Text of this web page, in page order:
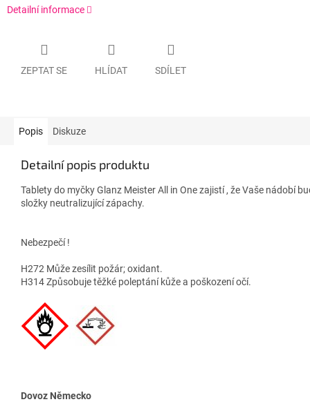
Detailní informace
ZEPTAT SE HLÍDAT SDÍLET
Popis Diskuze
Detailní popis produktu
Tablety do myčky Glanz Meister All in One zajistí , že Vaše nádobí
složky neutralizující zápachy.
Nebezpečí !
H272 Může zesílit požár; oxidant.
H314 Způsobuje těžké poleptání kůže a poškození očí.
Dovoz Německo